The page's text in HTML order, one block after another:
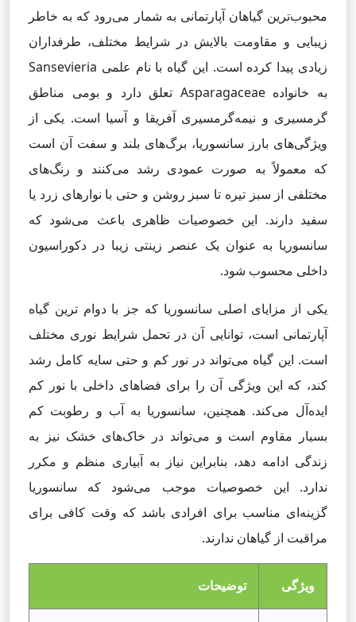
محبوب‌ترین گیاهان آپارتمانی به شمار می‌رود که به خاطر
زیبایی و مقاومت بالایش در شرایط مختلف، طرفداران
زیادی پیدا کرده است. این گیاه با نام علمی Sansevieria
به خانواده Asparagaceae تعلق دارد و بومی مناطق
گرمسیری و نیمه‌گرمسیری آفریقا و آسیا است. یکی از
ویژگی‌های بارز سانسوریا، برگ‌های بلند و سفت آن است
که معمولاً به صورت عمودی رشد می‌کنند و رنگ‌های
مختلفی از سبز تیره تا سبز روشن و حتی با نوارهای زرد یا
سفید دارند. این خصوصیات ظاهری باعث می‌شود که
سانسوریا به عنوان یک عنصر زینتی زیبا در دکوراسیون
داخلی محسوب شود.
یکی از مزایای اصلی سانسوریا که جز با دوام ترین گیاه
آپارتمانی است، توانایی آن در تحمل شرایط نوری مختلف
است. این گیاه می‌تواند در نور کم و حتی سایه کامل رشد
کند، که این ویژگی آن را برای فضاهای داخلی با نور کم
ایده‌آل می‌کند. همچنین، سانسوریا به آب‌ و رطوبت کم
بسیار مقاوم است و می‌تواند در خاک‌های خشک نیز به
زندگی ادامه دهد، بنابراین نیاز به آبیاری منظم و مکرر
ندارد. این خصوصیات موجب می‌شود که سانسوریا
گزینه‌ای مناسب برای افرادی باشد که وقت کافی برای
مراقبت از گیاهان ندارند.
ویژگی توضیحات